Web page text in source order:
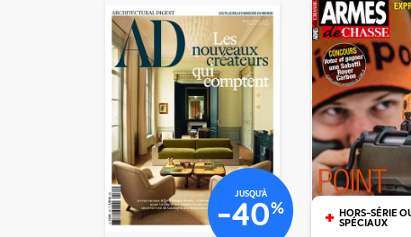
JUSQU'À
-40%
€96
€40
+ HORS-SÉRIE
SPÉCIAUX